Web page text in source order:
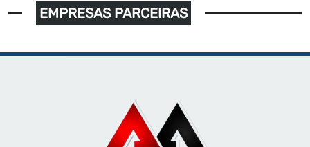
EMPRESAS PARCEIRAS